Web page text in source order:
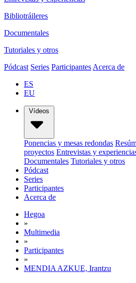
Bibliotráileres
Documentales
Tutoriales y otros
Pódcast Series Participantes Acerca de
ES
EU
Vídeos
Ponencias y mesas redondas
proyectos Entrevistas y
Documentales Tutoriales y otros
Pódcast
Series
Participantes
Acerca de
Hegoa
»
Multimedia
»
Participantes
»
MENDIA AZKUE, Irantzu